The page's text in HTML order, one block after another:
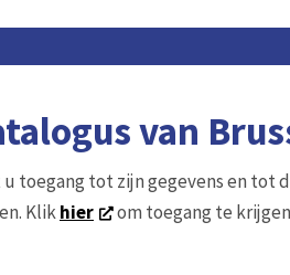
van
toegang tot zijn gegevens en tot
Klikhier om toegang te